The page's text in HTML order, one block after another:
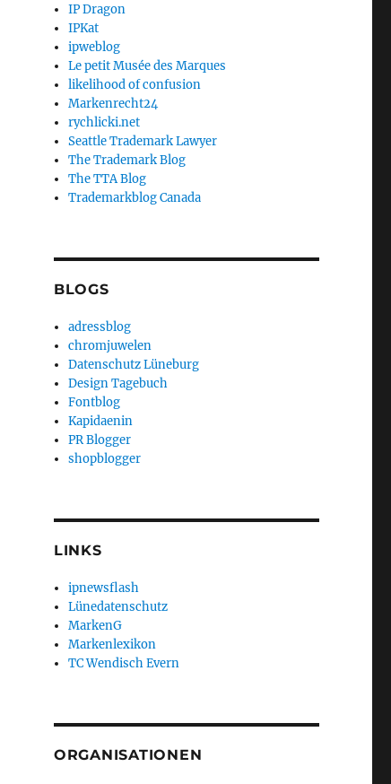
IP Dragon
IPKat
ipweblog
Le petit Musée des Marques
likelihood of confusion
Markenrecht24
rychlicki.net
Seattle Trademark Lawyer
The Trademark Blog
The TTA Blog
Trademarkblog Canada
BLOGS
adressblog
chromjuwelen
Datenschutz Lüneburg
Design Tagebuch
Fontblog
Kapidaenin
PR Blogger
shopblogger
LINKS
ipnewsflash
Lünedatenschutz
MarkenG
Markenlexikon
TC Wendisch Evern
ORGANISATIONEN